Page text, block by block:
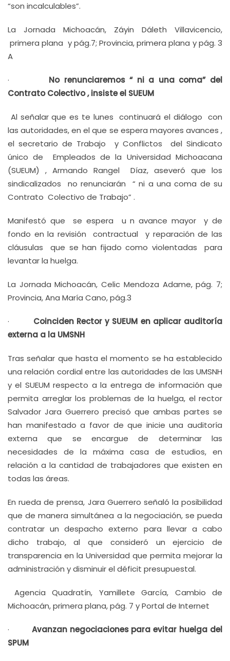
“son incalculables”.
La Jornada Michoacán, Záyin Dáleth Villavicencio,
primera plana y pág.7; Provincia, primera plana y pág. 3
A
· No renunciaremos “ ni a una coma” del
Contrato Colectivo , insiste el SUEUM
Al señalar que es te lunes continuará el diálogo con
las autoridades, en el que se espera mayores avances ,
el secretario de Trabajo y Conflictos del Sindicato
único de Empleados de la Universidad Michoacana
(SUEUM) , Armando Rangel Díaz, aseveró que los
sindicalizados no renunciarán “ ni a una coma de su
Contrato Colectivo de Trabajo” .
Manifestó que se espera u n avance mayor y de
fondo en la revisión contractual y reparación de las
cláusulas que se han fijado como violentadas para
levantar la huelga.
La Jornada Michoacán, Celic Mendoza Adame, pág. 7;
Provincia, Ana María Cano, pág.3
· Coinciden Rector y SUEUM en aplicar auditoría
externa a la UMSNH
Tras señalar que hasta el momento se ha establecido
una relación cordial entre las autoridades de las UMSNH
y el SUEUM respecto a la entrega de información que
permita arreglar los problemas de la huelga, el rector
Salvador Jara Guerrero precisó que ambas partes se
han manifestado a favor de que inicie una auditoría
externa que se encargue de determinar las
necesidades de la máxima casa de estudios, en
relación a la cantidad de trabajadores que existen en
todas las áreas.
En rueda de prensa, Jara Guerrero señaló la posibilidad
que de manera simultánea a la negociación, se pueda
contratar un despacho externo para llevar a cabo
dicho trabajo, al que consideró un ejercicio de
transparencia en la Universidad que permita mejorar la
administración y disminuir el déficit presupuestal.
Agencia Quadratín, Yamillete García, Cambio de
Michoacán, primera plana, pág. 7 y Portal de Internet
· Avanzan negociaciones para evitar huelga del
SPUM